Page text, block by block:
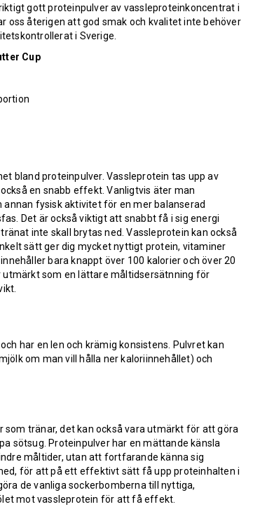
gott proteinpulver av vassleproteinkoncentrat i
oss återigen att god smak och kvalitet inte behöver
i Sverige.
Cup
bland proteinpulver. Vassleprotein tas upp av
en snabb effekt. Vanligtvis äter man
fysisk aktivitet för en mer balanserad
Det är också viktigt att snabbt få i sig energi
inte skall brytas ned. Vassleprotein kan också
sätt ger dig mycket nyttigt protein, vitaminer
bara knappt över 100 kalorier och över 20
som en lättare måltidsersätnning för
har en len och krämig konsistens. Pulvret kan
om man vill hålla ner kaloriinnehållet) och
som tränar, det kan också vara utmärkt för att göra
sötsug. Proteinpulver har en mättande känsla
måltider, utan att fortfarande känna sig
för att på ett effektivt sätt få upp proteinhalten i
de vanliga sockerbomberna till nyttiga,
mot vassleprotein för att få effekt.